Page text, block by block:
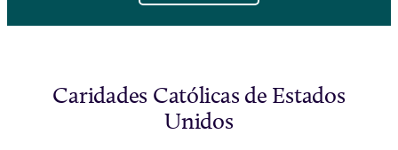
Caridades Católicas de Estados
Unidos